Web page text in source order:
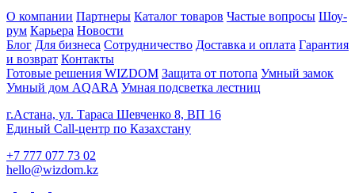
О компании Партнеры Каталог товаров Частые вопросы Шоу-
рум Карьера Новости
Блог Для бизнеса Сотрудничество Доставка и оплата Гарантия
и возврат Контакты
Готовые решения WIZDOM Защита от потопа Умный замок
Умный дом AQARA Умная подсветка лестниц
г.Астана, ул. Тараса Шевченко 8, ВП 16
Единый Call-центр по Казахстану
+7 777 077 73 02
hello@wizdom.kz